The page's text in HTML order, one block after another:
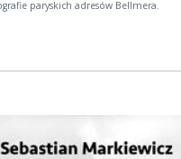
paryskich adresów Bellmera.